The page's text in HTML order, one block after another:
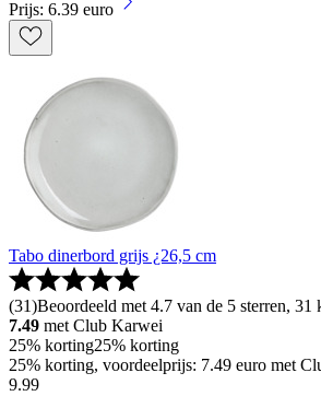
Prijs: 6.39 euro
Tabo dinerbord grijs ¿26,5 cm
(31)Beoordeeld met 4.7 van de 5 sterren, 31
7.49 met Club Karwei
25% korting25% korting
25% korting, voordeelprijs: 7.49 euro met
9.99